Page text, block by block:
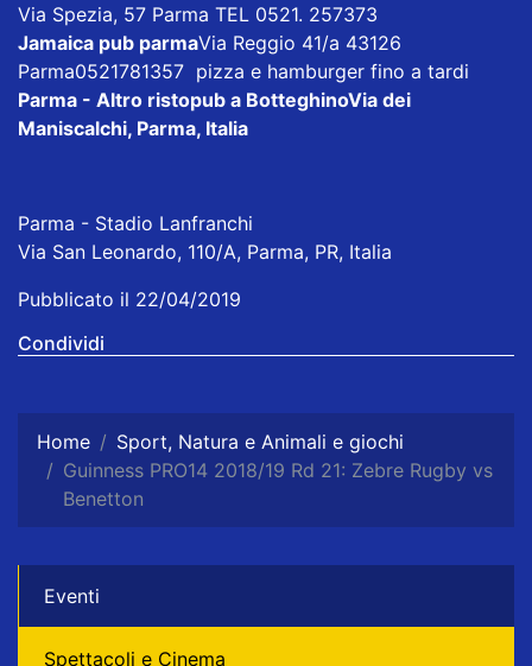
Via Spezia, 57 Parma TEL 0521. 257373
Jamaica pub parmaVia Reggio 41/a 43126
Parma0521781357 pizza e hamburger fino a tardi
Parma - Altro ristopub a BotteghinoVia dei
Maniscalchi, Parma, Italia
Parma - Stadio Lanfranchi
Via San Leonardo, 110/A, Parma, PR, Italia
Pubblicato il 22/04/2019
Condividi
Home
Sport, Natura e Animali e giochi
Guinness PRO14 2018/19 Rd 21: Zebre Rugby vs
Benetton
Eventi
Spettacoli e Cinema